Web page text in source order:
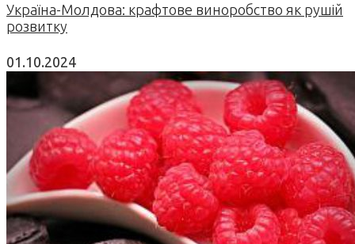
Україна-Молдова: крафтове виноробство як рушій
розвитку
01.10.2024